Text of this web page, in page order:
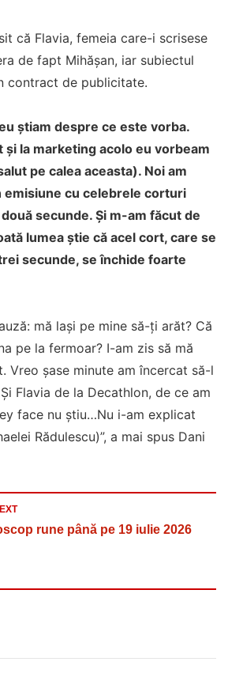
că Flavia, femeia care-i scrisese
de fapt Mihășan, iar subiectul
contract de publicitate.
știam despre ce este vorba.
și la marketing acolo eu vorbeam
pe calea aceasta). Noi am
emisiune cu celebrele corturi
secunde. Și m-am făcut de
lumea știe că acel cort, care se
secunde, se închide foarte
mă lași pe mine să-ți arăt? Că
pe la fermoar? I-am zis să mă
Vreo șase minute am încercat să-l
Flavia de la Decathlon, de ce am
face nu știu…Nu i-am explicat
Rădulescu)”, a mai spus Dani
rune până pe 19 iulie 2026